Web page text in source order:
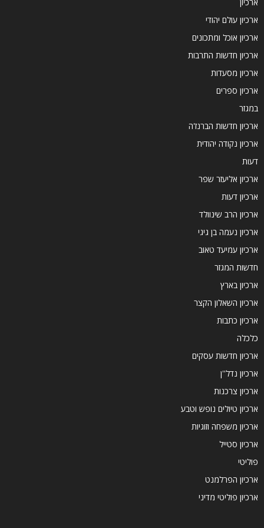
ארכיון
ארכיון עולם יהודי
ארכיון אוכל ומתכונים
ארכיון חדשות התרבות
ארכיון מסעדות
ארכיון ספרים
במגזר
ארכיון חדשות הברנז'ה
ארכיון נקודה יהודית
דעות
ארכיון אליעזר שפר
ארכיון דעות
ארכיון הרב שינוולד
ארכיון נעמה בן גיגי
ארכיון עמיעד טאוב
חדשות המגזר
ארכיון בארץ
ארכיון השאלון הקצר
ארכיון כתבות
כלכלה
ארכיון חדשות עסקים
ארכיון נדל''ן
ארכיון צרכנות
ארכיון טיולים נופש וטבע
ארכיון משפחה וזוגיות
ארכיון סטייל
פוליטי
ארכיון הפרלמנט
ארכיון פוליטי מדיני